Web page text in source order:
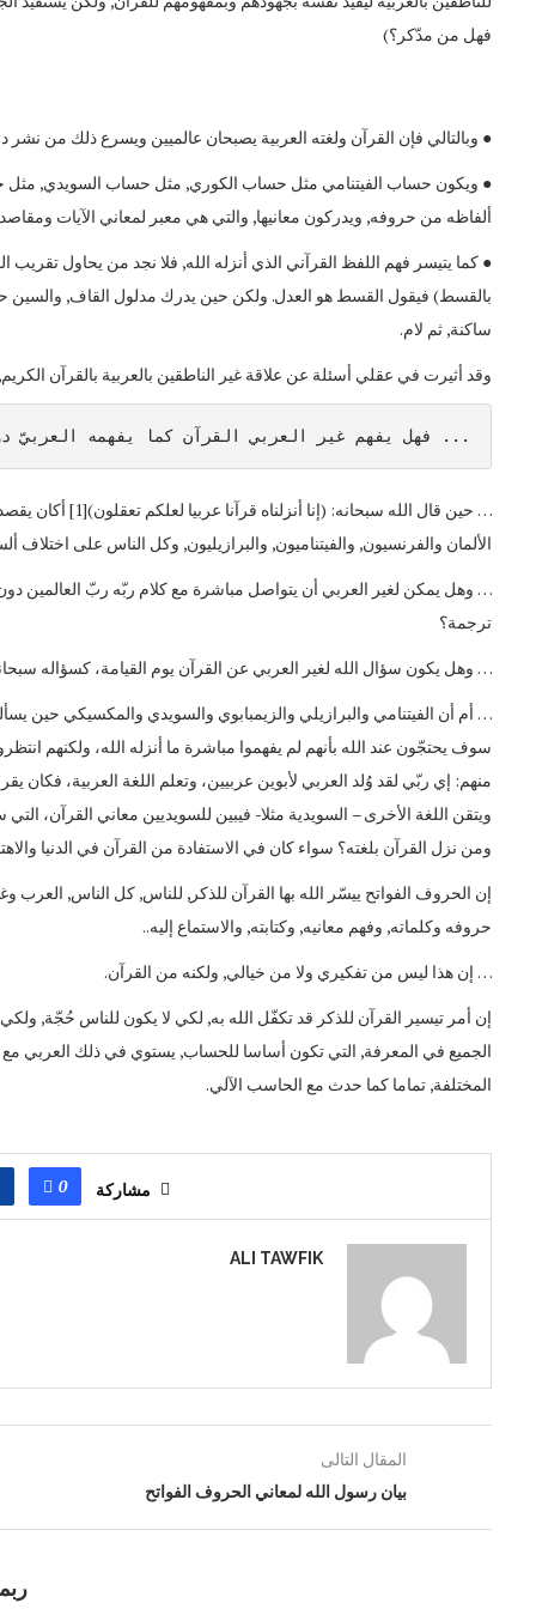
فهل من مدّكر؟)
● وبالتالي فإن القرآن ولغته العربية يصبحان عالميين ويسرع ذلك من
● ويكون حساب الفيتنامي مثل حساب الكوري, مثل حساب السويدي, مثل
ألفاظه من حروفه, ويدركون معانيها, والتي هي معبر لمعاني الآيات
● كما يتيسر فهم اللفظ القرآني الذي أنزله الله, فلا نجد من يحاول
بالقسط) فيقول القسط هو العدل. ولكن حين يدرك مدلول القاف, والسين
ساكنة, ثم لام.
وقد أثيرت في عقلي أسئلة عن علاقة غير الناطقين بالعربية بالقرآن
... فهل يفهم غير العربي القرآن كما يفهمه العربيّ
… حين قال الله
الألمان والفرنسيون, والفيتناميون, والبرازيليون, وكل الناس على اختلاف
… وهل يمكن لغير العربي أن يتواصل مباشرة مع كلام ربّه ربّ العالمين
ترجمة؟
… وهل يكون سؤال الله لغير العربي عن القرآن يوم القيامة، كسؤاله
… أم أن الفيتنامي والبرازيلي والزيمبابوي والسويدي والمكسيكي حين
سوف يحتجّون عند الله بأنهم لم يفهموا مباشرة ما أنزله الله، ولكنهم
منهم: إي ربّي لقد وُلد العربي لأبوين عربيين، وتعلم اللغة العربية، فكان
ويتقن اللغة الأخرى – السويدية مثلا- فيبين للسويديين معاني القرآن،
ومن نزل القرآن بلغته؟ سواء كان في الاستفادة من القرآن في الدنيا
إن الحروف الفواتح ييسّر الله بها القرآن للذكر, للناس, كل الناس,
حروفه وكلماته, وفهم معانيه, وكتابته, والاستماع إليه..
… إن هذا ليس من تفكيري ولا من خيالي, ولكنه من القرآن.
إن أمر تيسير القرآن للذكر قد تكفّل الله به, لكي لا يكون للناس حُجّة,
الجميع في المعرفة, التي تكون أساسا للحساب, يستوي في ذلك العربي مع
المختلفة, تماما كما حدث مع الحاسب الآلي.
مشاركة 0
ALI TAWFIK
المقال التالى
بيان رسول الله لمعاني الحروف الفواتح
كيف بنى الله الحضارة الإنسانية
بالقرآن؟
سنتين مضت سنتين مضت